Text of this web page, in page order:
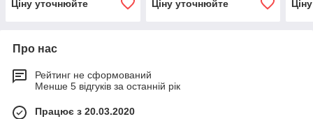
Ціну уточнюйте Ціну уточнюйте
Про нас
Рейтинг не сформований
Менше 5 відгуків за останній рік
Працює з 20.03.2020